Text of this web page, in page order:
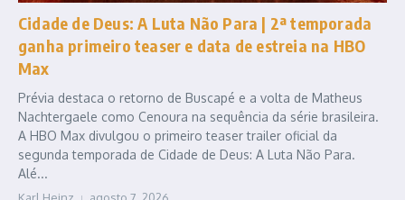
Cidade de Deus: A Luta Não Para | 2ª temporada
ganha primeiro teaser e data de estreia na HBO
Max
Prévia destaca o retorno de Buscapé e a volta de Matheus
Nachtergaele como Cenoura na sequência da série brasileira.
A HBO Max divulgou o primeiro teaser trailer oficial da
segunda temporada de Cidade de Deus: A Luta Não Para.
Alé...